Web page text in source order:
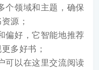
个领域和主题，确保
源；
偏好，它智能地推荐
多好书；
可以在这里交流阅读